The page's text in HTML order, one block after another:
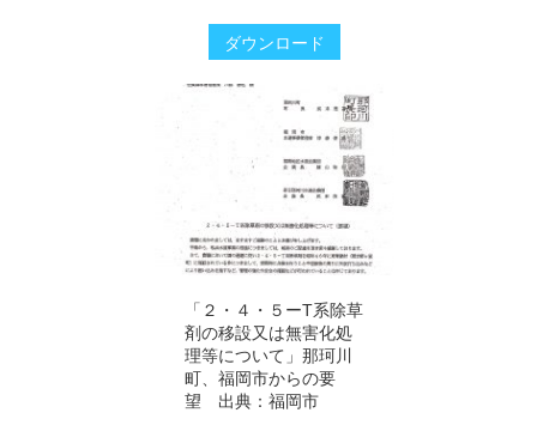
ダウンロード
「２・４・５ーT系除草
剤の移設又は無害化処
理等について」那珂川
町、福岡市からの要
望 出典：福岡市